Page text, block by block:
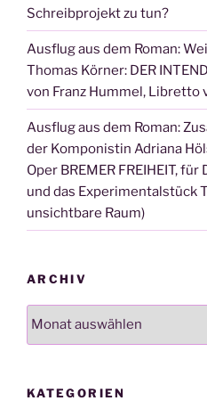
Schreibprojekt zu tun?
Ausflug aus dem Roman:
Thomas Körner: DER
von Franz Hummel, Libretto
Ausflug aus dem Roman:
der Komponistin Adriana
Oper BREMER FREIHEIT, für
und das Experimentalstück
unsichtbare Raum)
ARCHIV
Archiv
KATEGORIEN